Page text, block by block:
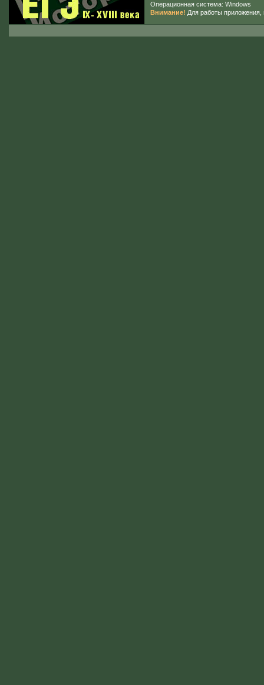
Операционная система: Windows
Внимание! Для работы приложения,